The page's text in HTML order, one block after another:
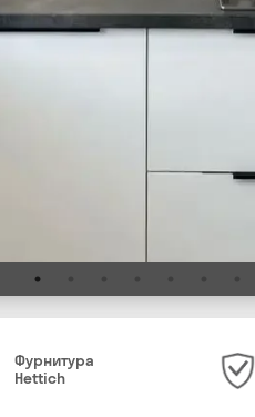
Фурнитура
Hettich